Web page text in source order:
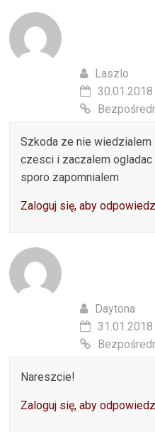
Laszlo
Szkoda ze nie
czesci i zaczalem ogladac
sporo zapomnialem
Zaloguj się, aby
Daytona
Nareszcie!
Zaloguj się, aby